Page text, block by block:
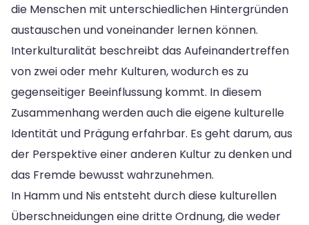
die Menschen mit unterschiedlichen Hintergründen
austauschen und voneinander lernen können.
Interkulturalität beschreibt das Aufeinandertreffen
von zwei oder mehr Kulturen, wodurch es zu
gegenseitiger Beeinflussung kommt. In diesem
Zusammenhang werden auch die eigene kulturelle
Identität und Prägung erfahrbar. Es geht darum, aus
der Perspektive einer anderen Kultur zu denken und
das Fremde bewusst wahrzunehmen.
In Hamm und Nis entsteht durch diese kulturellen
Überschneidungen eine dritte Ordnung, die weder